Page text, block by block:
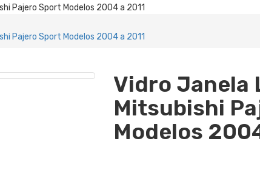
Pajero Sport Modelos 2004 a 2011
Pajero Sport Modelos 2004 a 2011
Vidro Janela
Mitsubishi
Modelos